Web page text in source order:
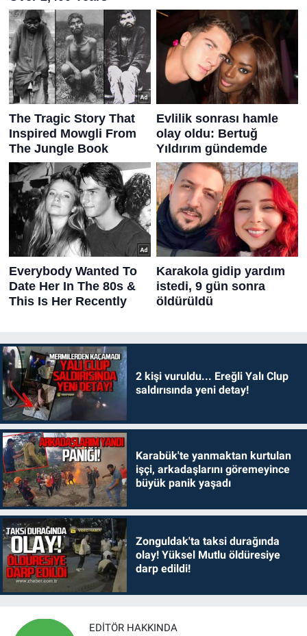
2 kişi vuruldu... Ereğli Yalı Clup
saldırısında yeni detay!
Karabük'te yanmaktan kurtulan
işçi, arkadaşlarını göremeyince
büyük panik yaşadı
Zonguldak'ta taksi durağında
olay! Yüksel Mutlu öldüresiye
darp edildi!
EDITÖR HAKKINDA